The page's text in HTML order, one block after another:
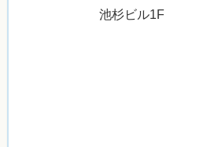
池杉ビル1F